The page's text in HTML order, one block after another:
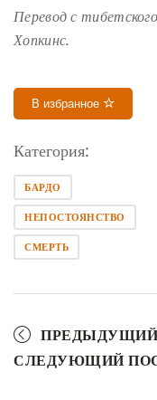
Перевод с
Хопкинс.
В избранное
Категория:
БАРДО
НЕПОСТОЯНСТВО
СМЕРТЬ
СЛЕДУЮЩИЙ